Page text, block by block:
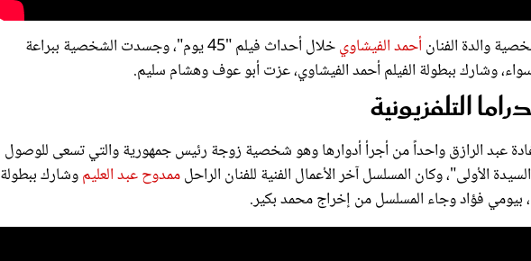
أحمد الفيشاوي
خلال أحداث فيلم "45 يوم"، وجسدت الشخصية ببراعة
وشارك ببطولة الفيلم أحمد الفيشاوي، عزت أبو عوف وهشام سليم.
التلفزيونية
2014 جسدت الفنانة غادة عبد الرازق واحداً من أجرأ أدوارها وهو شخصية زوجة رئيس جمهورية والتي تسعى للوصول
الأولى"، وكان المسلسل آخر الأعمال الفنية للفنان الراحلممدوح عبد العليموشارك ببطولة
فؤاد وجاء المسلسل من إخراج محمد بكير.